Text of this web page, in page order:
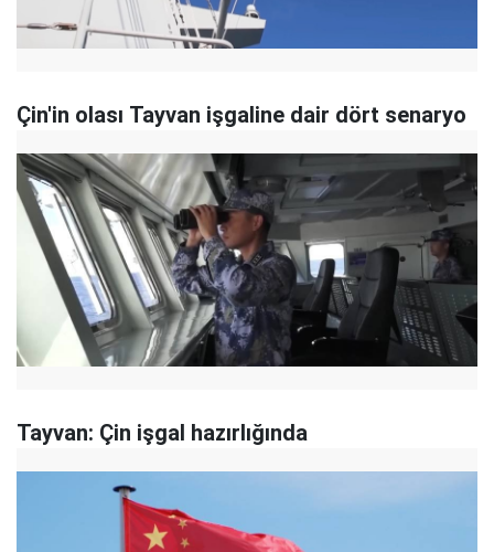
Çin'in olası Tayvan işgaline dair dört senaryo
Tayvan: Çin işgal hazırlığında